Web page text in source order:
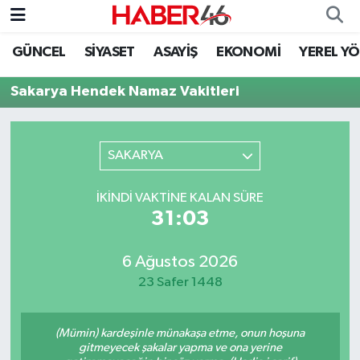
GÜNCEL SİYASET ASAYİŞ EKONOMİ YEREL
Sakarya Hendek Namaz Vakitleri
SAKARYA
İKINDI VAKTINE KALAN SÜRE
31:03
6 Ağustos 2026
23 Safer 1448
(Mümin) kardeşinle münakaşa etme, onun hoşuna
gitmeyecek şakalar yapma ve ona yerine
GÜNCEL
SİYASET
EKONOMİ
EĞİTİM
Nöbetçi Eczaneler
Hava Durumu
Kahramanmaraş Namaz Vakitleri
Süper Lig Puan Durumu ve Fikstür
Tüm Manşetler
Haber Arşivi